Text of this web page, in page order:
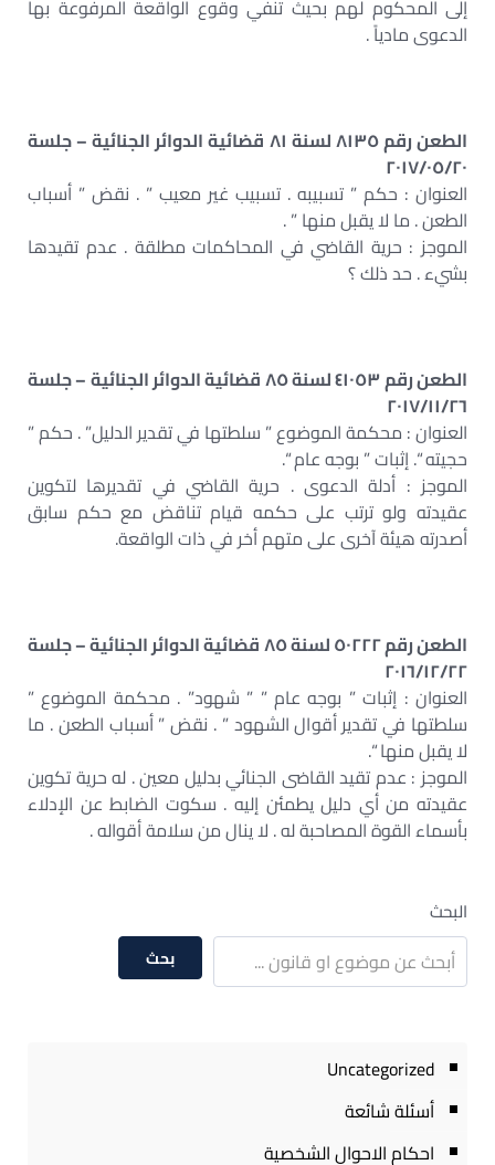
إلى المحكوم لهم بحيث تنفي وقوع الواقعة المرفوعة بها
الدعوى مادياً .
الطعن رقم ٨١٣٥ لسنة ٨١ قضائية الدوائر الجنائية – جلسة
٢٠١٧/٠٥/٢٠
العنوان : حكم ” تسبيبه . تسبيب غير معيب ” . نقض ” أسباب
الطعن . ما لا يقبل منها ” .
الموجز : حرية القاضي في المحاكمات مطلقة . عدم تقيدها
بشيء . حد ذلك ؟
الطعن رقم ٤١٠٥٣ لسنة ٨٥ قضائية الدوائر الجنائية – جلسة
٢٠١٧/١١/٢٦
العنوان : محكمة الموضوع ” سلطتها في تقدير الدليل” . حكم ”
حجيته “. إثبات ” بوجه عام “.
الموجز : أدلة الدعوى . حرية القاضي في تقديرها لتكوين
عقيدته ولو ترتب على حكمه قيام تناقض مع حكم سابق
أصدرته هيئة آخرى على متهم أخر في ذات الواقعة.
الطعن رقم ٥٠٢٢٢ لسنة ٨٥ قضائية الدوائر الجنائية – جلسة
٢٠١٦/١٢/٢٢
العنوان : إثبات ” بوجه عام ” ” شهود” . محكمة الموضوع ”
سلطتها في تقدير أقوال الشهود ” . نقض ” أسباب الطعن . ما
لا يقبل منها “.
الموجز : عدم تقيد القاضى الجنائي بدليل معين . له حرية تكوين
عقيدته من أي دليل يطمئن إليه . سكوت الضابط عن الإدلاء
بأسماء القوة المصاحبة له . لا ينال من سلامة أقواله .
البحث
بحث
Uncategorized
أسئلة شائعة
احكام الاحوال الشخصية